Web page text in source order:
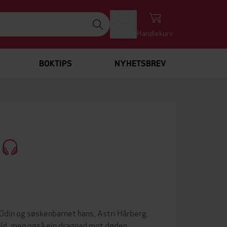
Handlekurv
BOKTIPS NYHETSBREV
og søskenbarnet hans, Astri Hårberg.